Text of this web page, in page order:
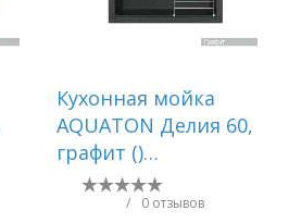
Кухонная мойка
AQUATON Делия 60,
графит ()
1A715232LD210
/ 0 отзывов